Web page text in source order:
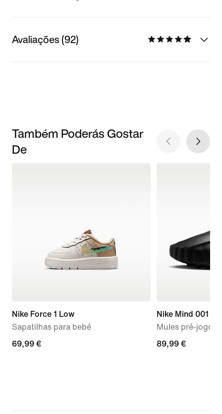
Avaliações (92)
Também Poderás Gostar
De
Nike Force 1 Low
Sapatilhas para bebé
69,99
69,99 €
Nike Mind 001
Mules pré-jogo
89,99
89,99 €